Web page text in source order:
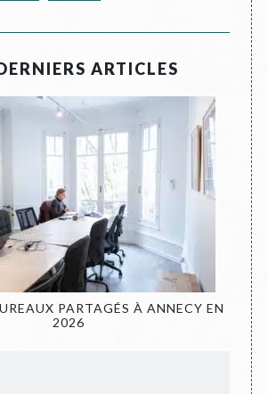
ARTICLES
PARTAGÉS À ANNECY EN
2026